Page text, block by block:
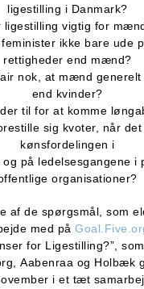
ligestilling i Danmark?
ligestilling vigtig for
feminister ikke bare ude
rettigheder end mænd?
nok, at mænd
end kvinder?
til for at komme
sig kvoter, når
kønsfordelingen i
og på ledelsesgangene i
organisationer?
af de spørgsmål, som
med på
for Ligestilling?”,
Aabenraa og Holbæk
i et tæt